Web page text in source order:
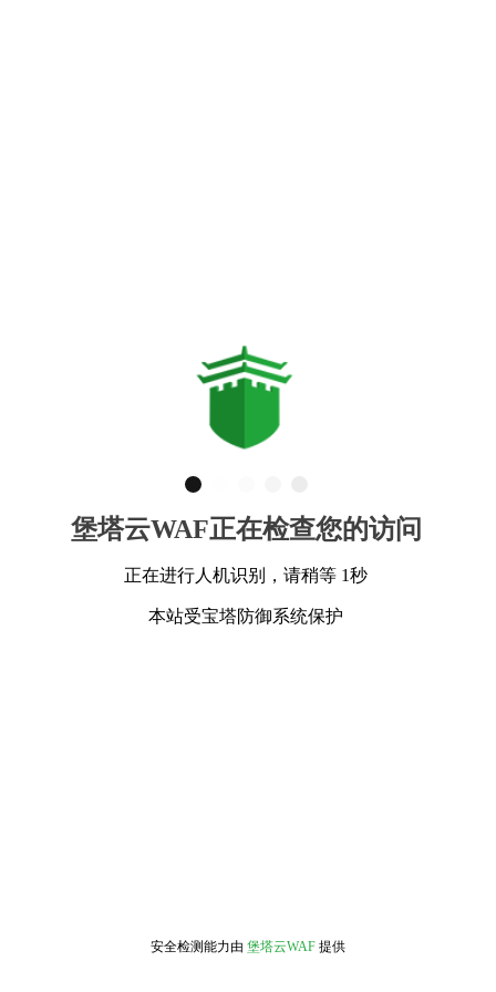
堡塔云WAF正在检查您的访问
正在进行人机识别，请稍等 1秒
本站受宝塔防御系统保护
安全检测能力由 堡塔云WAF 提供